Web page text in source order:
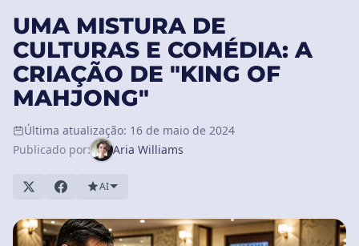
UMA MISTURA DE
CULTURAS E COMÉDIA: A
CRIAÇÃO DE "KING OF
MAHJONG"
Última atualização: 16 de maio de 2024
Publicado por:
Aria Williams
AI